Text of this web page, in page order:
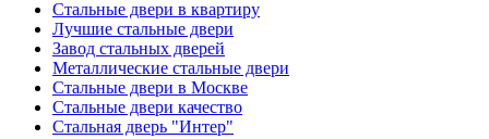
Стальные двери в квартиру
Лучшие стальные двери
Завод стальных дверей
Металлические стальные двери
Стальные двери в Москве
Стальные двери качество
Стальная дверь "Интер"